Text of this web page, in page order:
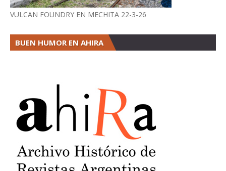
VULCAN FOUNDRY EN MECHITA 22-3-26
BUEN HUMOR EN AHIRA